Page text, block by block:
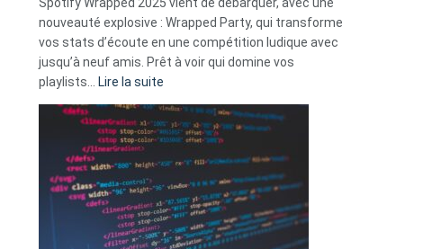
Solly
change
la
vie
sans-
abri
en
3
secondes
nouveauté explosive : Wrapped Party, qui transforme
vos stats d’écoute en une compétition ludique avec
jusqu’à neuf amis. Prêt à voir qui domine vos
playlists…
Lire la suite
Wrapped
2025
est
:
Le
Wrapped